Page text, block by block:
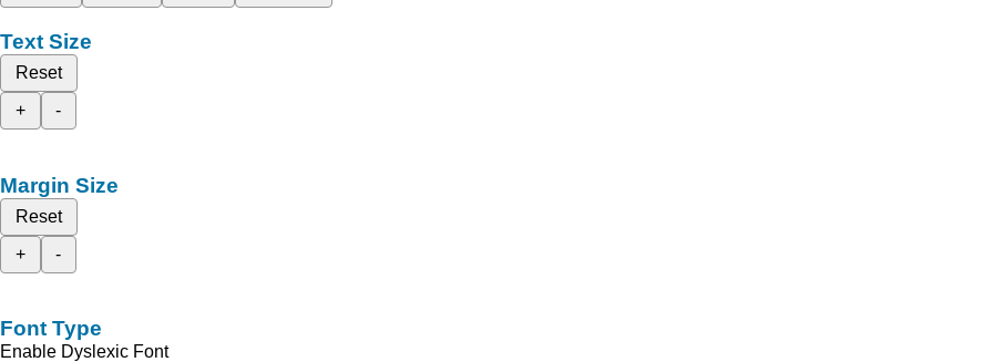
Text Size
Reset
+
-
Margin Size
Reset
+
-
Font Type
Enable Dyslexic Font